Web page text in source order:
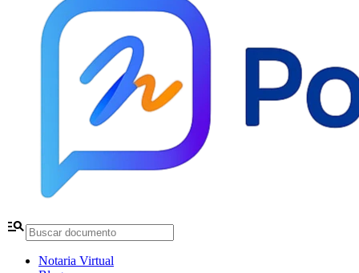
manage_search
Notaria Virtual